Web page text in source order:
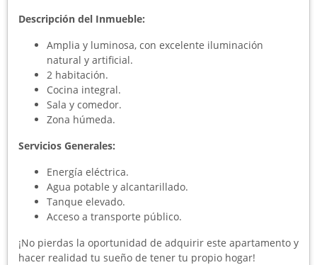
Descripción del Inmueble:
Amplia y luminosa, con excelente iluminación
natural y artificial.
2 habitación.
Cocina integral.
Sala y comedor.
Zona húmeda.
Servicios Generales:
Energía eléctrica.
Agua potable y alcantarillado.
Tanque elevado.
Acceso a transporte público.
¡No pierdas la oportunidad de adquirir este apartamento y
hacer realidad tu sueño de tener tu propio hogar!